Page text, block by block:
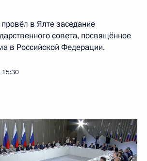
в Ялте заседание
совета, посвящённое
в Российской Федерации.
15:30